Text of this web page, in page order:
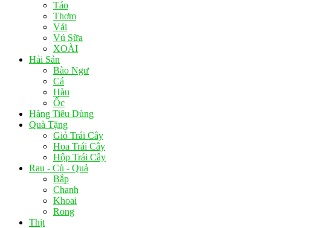
Táo
Thơm
Vải
Vú Sữa
XOÀI
Hải Sản
Bào Ngư
Cá
Hàu
Ốc
Hàng Tiêu Dùng
Quà Tặng
Giỏ Trái Cây
Hoa Trái Cây
Hộp Trái Cây
Rau - Củ - Quả
Bắp
Chanh
Khoai
Rong
Thịt